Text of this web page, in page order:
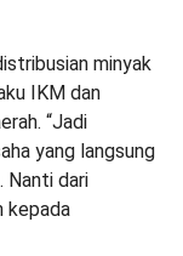
minyak
IKM dan
“Jadi
yang langsung
Nanti dari
kepada